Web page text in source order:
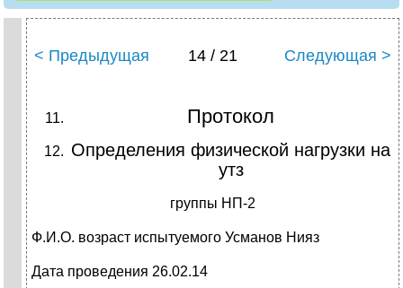
< Предыдущая 14 / 21 Следующая >
Протокол
Определения физической нагрузки на
утз
группы НП-2
Ф.И.О. возраст испытуемого Усманов Нияз
Дата проведения 26.02.14